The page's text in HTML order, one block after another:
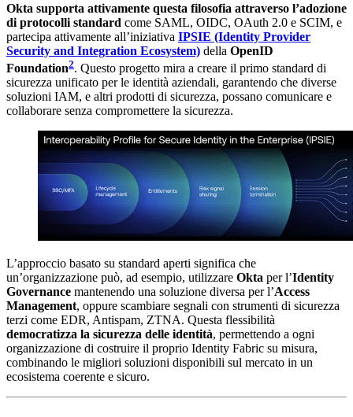
Okta supporta attivamente questa filosofia attraverso l’adozione
di protocolli standard come SAML, OIDC, OAuth 2.0 e SCIM, e
partecipa attivamente all’iniziativa IPSIE (Identity Provider
Security and Integration Ecosystem) della OpenID
Foundation2. Questo progetto mira a creare il primo standard di
sicurezza unificato per le identità aziendali, garantendo che diverse
soluzioni IAM, e altri prodotti di sicurezza, possano comunicare e
collaborare senza compromettere la sicurezza.
L’approccio basato su standard aperti significa che
un’organizzazione può, ad esempio, utilizzare Okta per l’Identity
Governance mantenendo una soluzione diversa per l’Access
Management, oppure scambiare segnali con strumenti di sicurezza
terzi come EDR, Antispam, ZTNA. Questa flessibilità
democratizza la sicurezza delle identità, permettendo a ogni
organizzazione di costruire il proprio Identity Fabric su misura,
combinando le migliori soluzioni disponibili sul mercato in un
ecosistema coerente e sicuro.